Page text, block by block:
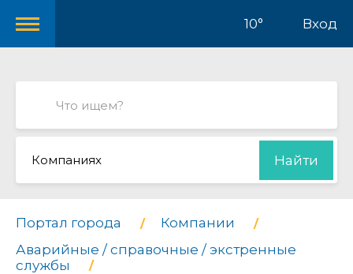
10° Вход
Компаниях Найти
Портал города
Компании
Аварийные / справочные / экстренные
службы